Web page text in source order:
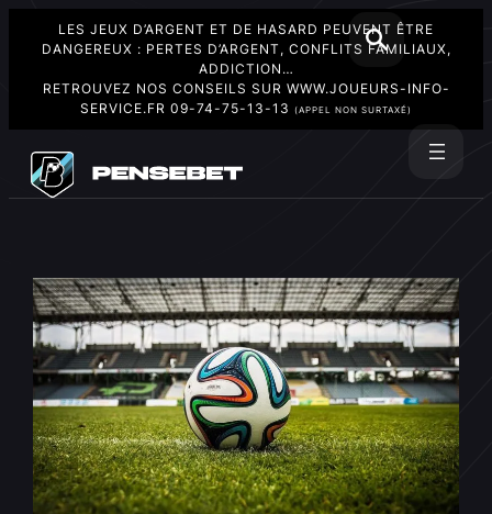
LES JEUX D’ARGENT ET DE HASARD PEUVENT ÊTRE
DANGEREUX : PERTES D’ARGENT, CONFLITS FAMILIAUX,
ADDICTION…
RETROUVEZ NOS CONSEILS SUR WWW.JOUEURS-INFO-
SERVICE.FR 09-74-75-13-13 (APPEL NON SURTAXÉ)
contenu